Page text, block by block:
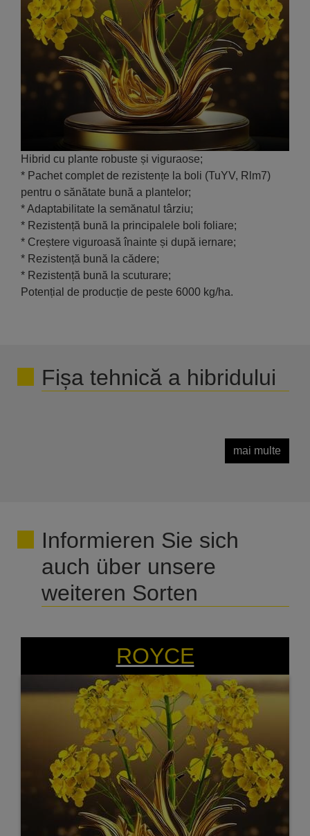
Hibrid cu plante robuste și viguraose;
* Pachet complet de rezistențe la boli (TuYV, Rlm7)
pentru o sănătate bună a plantelor;
* Adaptabilitate la semănatul târziu;
* Rezistență bună la principalele boli foliare;
* Creștere viguroasă înainte și după iernare;
* Rezistență bună la cădere;
* Rezistență bună la scuturare;
Potențial de producție de peste 6000 kg/ha.
Fișa tehnică a hibridului
mai multe
Informieren Sie sich
auch über unsere
weiteren Sorten
ROYCE
primavara